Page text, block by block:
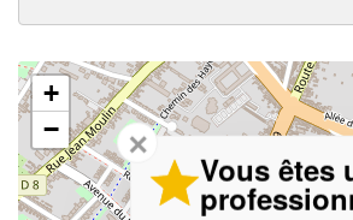
+
−
✕
Vous êtes